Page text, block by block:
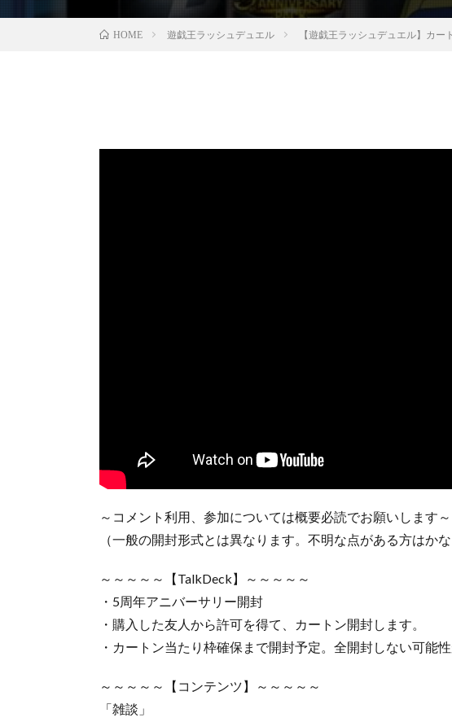
HOME 遊戯王ラッシュデュエル 【遊戯王ラッシュデュエル】カー
～コメント利用、参加については概要必読でお願いします～
（一般の開封形式とは異なります。不明な点がある方はか
～～～～～【TalkDeck】～～～～～
・5周年アニバーサリー開封
・購入した友人から許可を得て、カートン開封します。
・カートン当たり枠確保まで開封予定。全開封しない可能性
～～～～～【コンテンツ】～～～～～
「雑談」